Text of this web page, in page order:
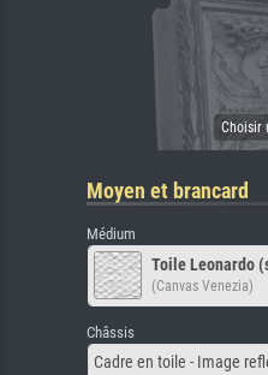
Moyen et brancard
Médium
Toile Leonardo
(Canvas Venezia)
Châssis
Cadre en toile - Image